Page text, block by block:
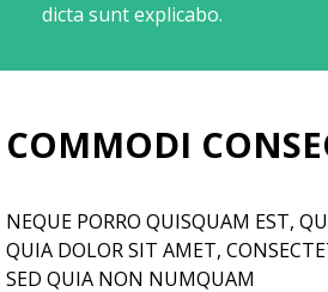
dicta sunt explicabo.
COMMODI
NEQUE PORRO QUISQUAM EST,
QUIA DOLOR SIT AMET,
SED QUIA NON NUMQUAM